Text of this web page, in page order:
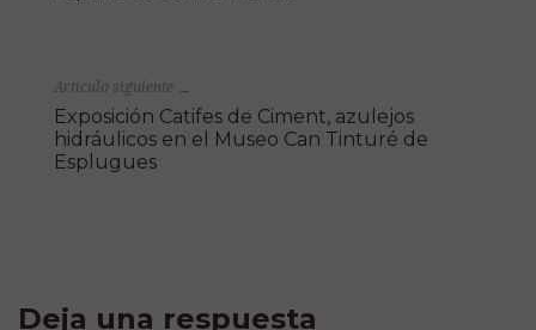
Artículo siguiente →
Exposición Catifes de Ciment, azulejos
hidráulicos en el Museo Can Tinturé de
Esplugues
Deja una respuesta